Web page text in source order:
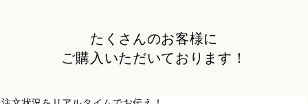
たくさんのお客様に
ご購入いただいております！